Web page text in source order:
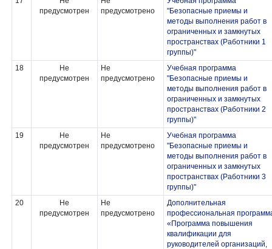
предусмотрен
предусмотрено
"Безопасные приемы и
методы выполнения работ в
ограниченных и замкнутых
пространствах (Работники 1
группы)"
18
Не
предусмотрен
Не
предусмотрено
Учебная программа
"Безопасные приемы и
методы выполнения работ в
ограниченных и замкнутых
пространствах (Работники 2
группы)"
19
Не
предусмотрен
Не
предусмотрено
Учебная программа
"Безопасные приемы и
методы выполнения работ в
ограниченных и замкнутых
пространствах (Работники 3
группы)"
20
Не
предусмотрен
Не
предусмотрено
Дополнительная
профессиональная
«Программа повышения
квалификации для
руководителей организаций,